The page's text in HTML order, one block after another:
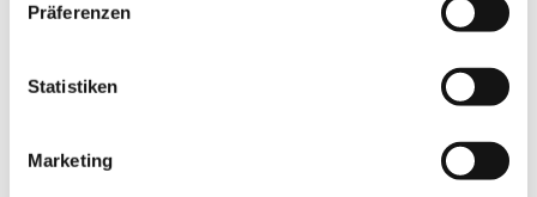
Präferenzen
Statistiken
Marketing